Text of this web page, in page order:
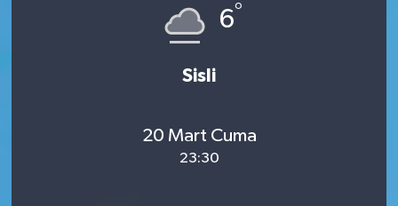
6°
Sisli
20 Mart Cuma
23:30